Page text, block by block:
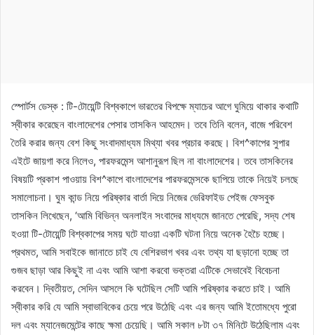
স্পোর্টস ডেস্ক : টি-টোয়েন্টি বিশ্বকাপে ভারতের বিপক্ষে ম্যাচের আগে ঘুমিয়ে থাকার কথাটি
স্বীকার করেছেন বাংলাদেশের পেসার তাসকিন আহমেদ। তবে তিনি বলেন, বাজে পরিবেশ
তৈরি করার জন্য বেশ কিছু সংবাদমাধ্যম মিথ্যা খবর প্রচার করছে। বিশ^কাপের সুপার
এইটে জায়গা করে নিলেও, পারফরমেন্স আশানুরূপ ছিল না বাংলাদেশের। তবে তাসকিনের
বিষয়টি প্রকাশ পাওয়ায় বিশ^কাপে বাংলাদেশের পারফরমেন্সকে ছাপিয়ে তাকে নিয়েই চলছে
সমালোচনা। ঘুম কান্ড নিয়ে পরিষ্কার বার্তা দিয়ে নিজের ভেরিফাইড পেইজ ফেসবুক
তাসকিন লিখেছেন, ‘আমি বিভিন্ন অনলাইন সংবাদের মাধ্যমে জানতে পেরেছি, সদ্য শেষ
হওয়া টি-টোয়েন্টি বিশ্বকাপের সময় ঘটে যাওয়া একটি ঘটনা নিয়ে অনেক হৈচৈ হচ্ছে।
প্রথমত, আমি সবাইকে জানাতে চাই যে বেশিরভাগ খবর এবং তথ্য যা ছড়ানো হচ্ছে তা
গুজব ছাড়া আর কিছুই না এবং আমি আশা করবো ভক্তরা এটিকে সেভাবেই বিবেচনা
করবেন। দ্বিতীয়ত, সেদিন আসলে কি ঘটেছিল সেটি আমি পরিষ্কার করতে চাই। আমি
স্বীকার করি যে আমি স্বাভাবিকের চেয়ে পরে উঠেছি এবং এর জন্য আমি ইতোমধ্যে পুরো
দল এবং ম্যানেজমেন্টের কাছে ক্ষমা চেয়েছি। আমি সকাল ৮টা ৩৭ মিনিটে উঠেছিলাম এবং